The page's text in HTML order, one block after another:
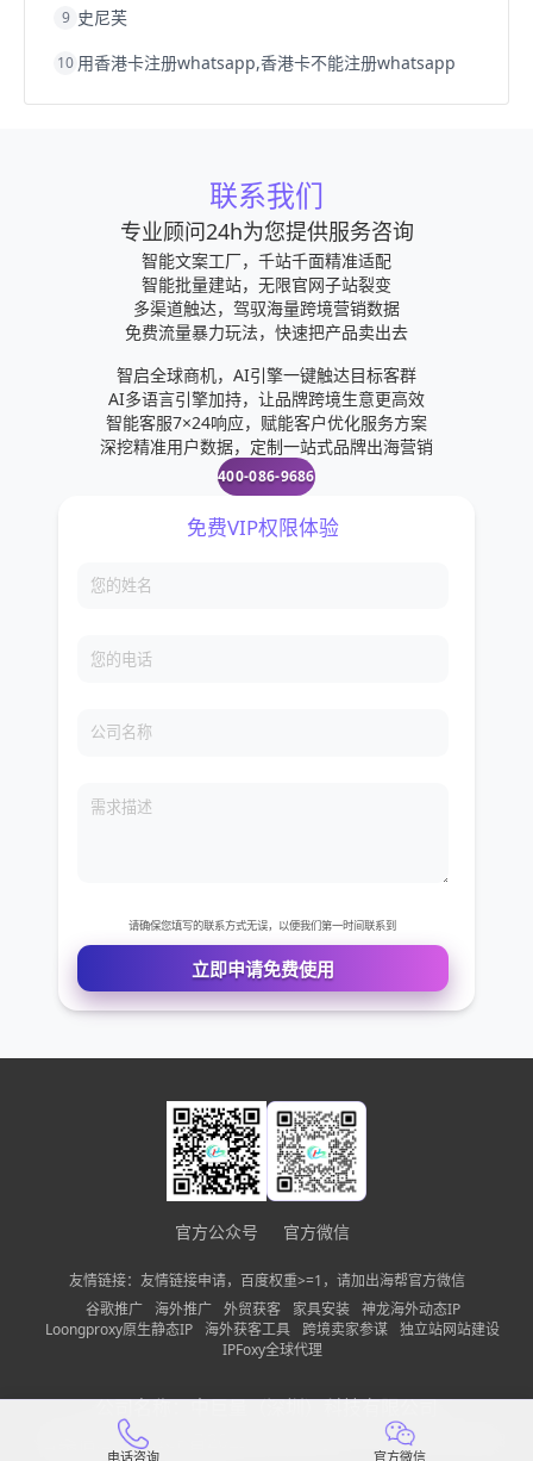
9 史尼芙
10 用香港卡注册whatsapp,香港卡不能注册whatsapp
联系我们
专业顾问24h为您提供服务咨询
智能文案工厂，千站千面精准适配
智能批量建站，无限官网子站裂变
多渠道触达，驾驭海量跨境营销数据
免费流量暴力玩法，快速把产品卖出去
智启全球商机，AI引擎一键触达目标客群
AI多语言引擎加持，让品牌跨境生意更高效
智能客服7×24响应，赋能客户优化服务方案
深挖精准用户数据，定制一站式品牌出海营销
400-086-9686
您的姓名
您的电话
请确保您填写的联系方式无误，以便我们第一时间联系到
立即申请免费使用
官方公众号 官方微信
友情链接：友情链接申请，百度权重>=1，请加出海帮官方微信
谷歌推广
海外推广 外贸获客 家具安装
神龙海外动态IP
Loongproxy原生静态IP 海外获客工具 跨境卖家参谋 独立站网站建设
IPFoxy全球代理
公司名称：中巨量（深圳）科技有限公司
备案信息：粤ICP备2022150197号-13 隐私政策
电话咨询 官方微信